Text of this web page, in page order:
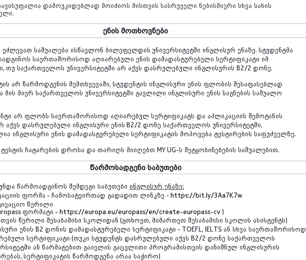
დამოუკიდებლად მოიძიოს მისთვის სასრუველი ნებისმიერი სხვა სახის
ენის მოთხოვნები
ეძლევათ საშუალება ისწავლონ ბილეფელდის უნივერსიტეტში ინგლისურ ენაზე .სტუდენტმა
საერთაშორისოდ აღიარებული ენის დამადასტურებელი სერტიფიკატი იმ
თუ საქართველოს უნივერსიტეტში არ აქვს დასრულებული ინგლისურის B2/2 დონე
არ წარმოდგენის შემთხვევაში ,სტუდენტის ინგლისური ენის ფლობის შესაფასებლად
მის მიერ საქართველოს უნივერსიტეტში გავლილი ინგლისური ენის საგნების საშუალო
არ ფლობს საერთაშორისოდ აღიარებულ სერტიფიკატს და აპლიკაციის შემოტანის
აქვს დასრულებული ინგლისური ენის B2/2 დონე საქართველოს უნივერსიტეტში
ინგლისური ენის დამადასტურებელი სერტიფიკატის მოპოვება ტესტირების საფუძველზე
ტესტის ჩატარების დროსა და თარიღს მიიღებთ MY UG-ს შეტყობინებების საშუალებით
წარმოსადგენი საბუთები
წარმოადგინოს შემდეგი საბუთები ინგლისურ ენაზე:
ფორმა -ჩამოსატვირთად გადადით ლინკზე -https://bit.ly/3Aa7K7w
წერილი
ფორმატი -https://europa.eu/europass/en/create-europass-cv )
წერილი შესაბამისი სკოლიდან (გთხოვთ მიმართეთ შესაბამისი სკოლის ასისტენტს)
ენის B2 დონის დამადასტურებელი სერტიფიკატი - TOEFL, IELTS ან სხვა საერთაშორისოდ
სერტიფიკატი (თუკი სტუდენტს დასრულებული აქვს B2/2 დონე საქართველოს
ან წარმატებით გაივლის გაცვლითი პროგრამისთვის დანიშნულ ინგლისურის
,სერტიფიკატის წარმოდგენა არაა საჭირო)